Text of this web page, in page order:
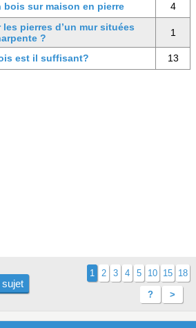
bois sur maison en pierre
4
pierres d’un mur situées
?
1
est il suffisant? 13
sujet
1 2 3 4 5 10 15 18
? >